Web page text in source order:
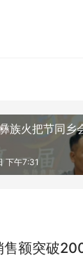
族火把节同乡
下午7:31
额突破